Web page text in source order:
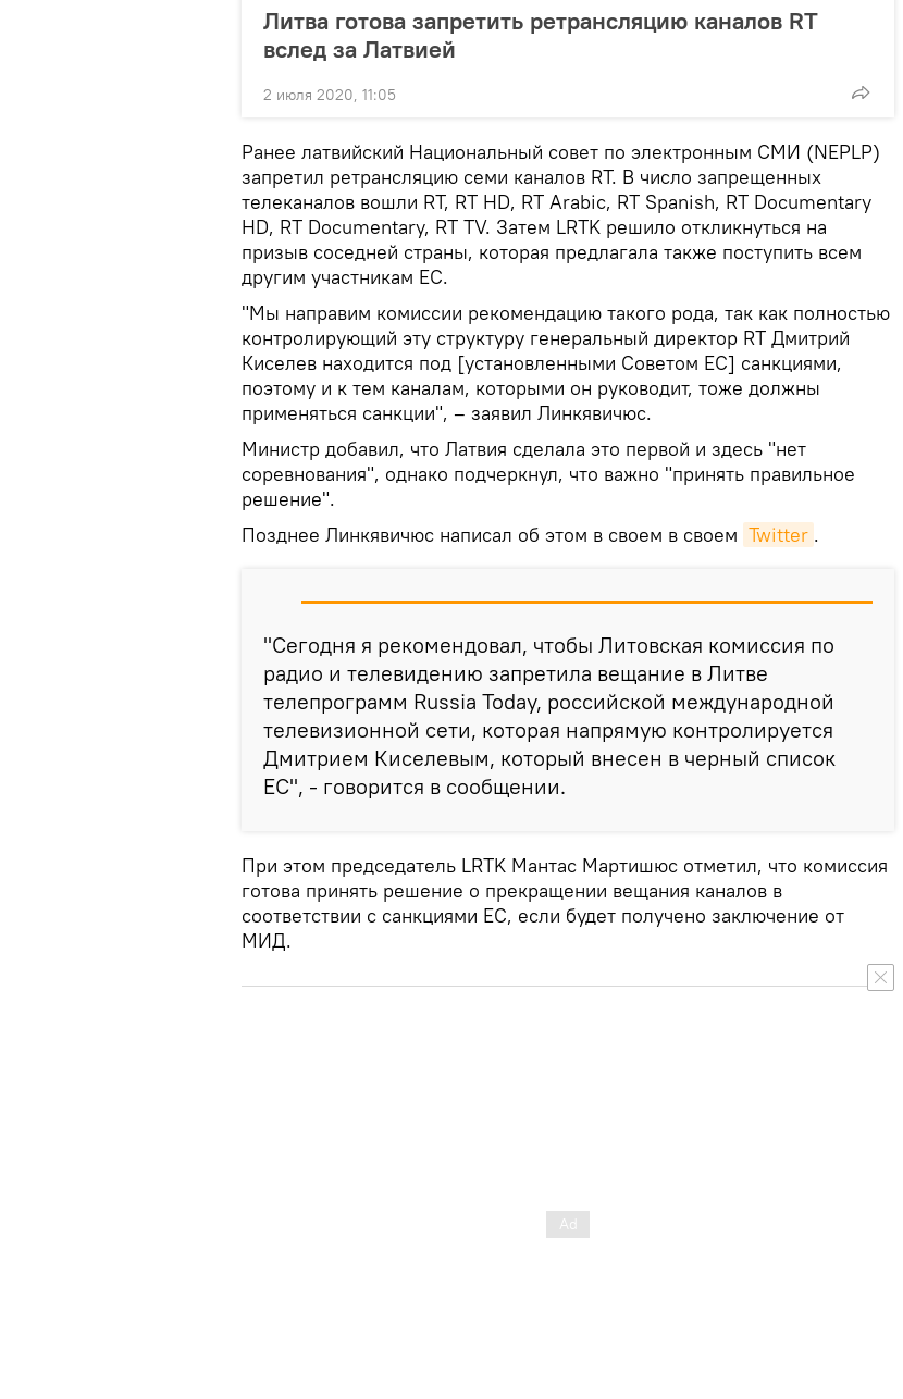
Литва готова запретить ретрансляцию каналов RT
вслед за Латвией
2 июля 2020, 11:05
Ранее латвийский Национальный совет по электронным СМИ (NEPLP)
запретил ретрансляцию семи каналов RT. В число запрещенных
телеканалов вошли RT, RT HD, RT Arabic, RT Spanish, RT Documentary
HD, RT Documentary, RT TV. Затем LRTK решило откликнуться на
призыв соседней страны, которая предлагала также поступить всем
другим участникам ЕС.
"Мы направим комиссии рекомендацию такого рода, так как полностью
контролирующий эту структуру генеральный директор RT Дмитрий
Киселев находится под [установленными Советом ЕС] санкциями,
поэтому и к тем каналам, которыми он руководит, тоже должны
применяться санкции", – заявил Линкявичюс.
Министр добавил, что Латвия сделала это первой и здесь "нет
соревнования", однако подчеркнул, что важно "принять правильное
решение".
Позднее Линкявичюс написал об этом в своем в своем Twitter .
"Сегодня я рекомендовал, чтобы Литовская комиссия по
радио и телевидению запретила вещание в Литве
телепрограмм Russia Today, российской международной
телевизионной сети, которая напрямую контролируется
Дмитрием Киселевым, который внесен в черный список
ЕС", - говорится в сообщении.
При этом председатель LRTK Мантас Мартишюс отметил, что комиссия
готова принять решение о прекращении вещания каналов в
соответствии с санкциями ЕС, если будет получено заключение от
МИД.